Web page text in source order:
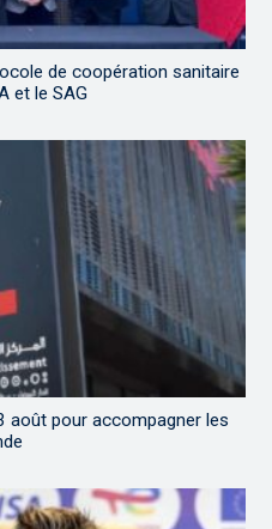
de coopération sanitaire
et le SAG
août pour accompagner les